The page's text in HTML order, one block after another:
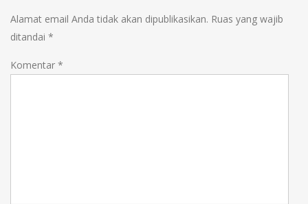
Alamat email Anda tidak akan dipublikasikan. Ruas yang wajib
ditandai *
Komentar *